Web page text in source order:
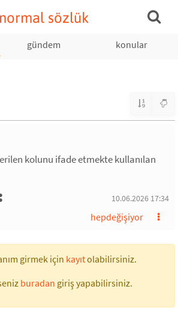
normal sözlük
gündem konular
kolunu ifade etmekte kullanılan
10.06.2026 17:34
hepdeğişiyor
girmek için kayıtolabilirsiniz.
buradan giriş yapabilirsiniz.